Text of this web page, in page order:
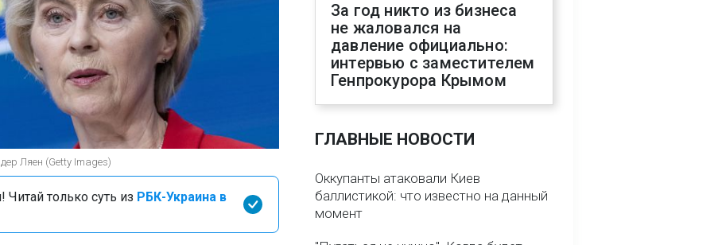
Ляен (Getty Images)
только суть из РБК-Украина в
За год никто из бизнеса
не жаловался на
давление официально:
интервью с заместителем
Генпрокурора Крымом
ГЛАВНЫЕ НОВОСТИ
Оккупанты атаковали Киев
баллистикой: что известно на данный
момент